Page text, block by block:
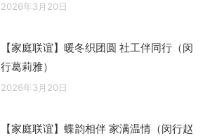
2026年3月20日
【家庭联谊】暖冬织团圆 社工伴同行（闵
行葛莉雅）
2026年3月20日
【家庭联谊】蝶韵相伴 家满温情（闵行赵